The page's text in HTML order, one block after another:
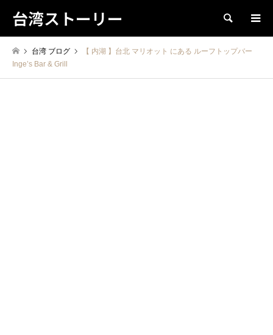
台湾ストーリー 検索
台湾 ブログ
【 内湖 】台北 マリオット にある ルーフトップバー
Inge’s Bar & Grill